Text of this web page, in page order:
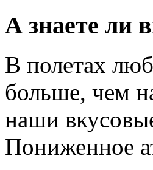
А знаете ли
В полетах
больше, чем
наши
Пониженное